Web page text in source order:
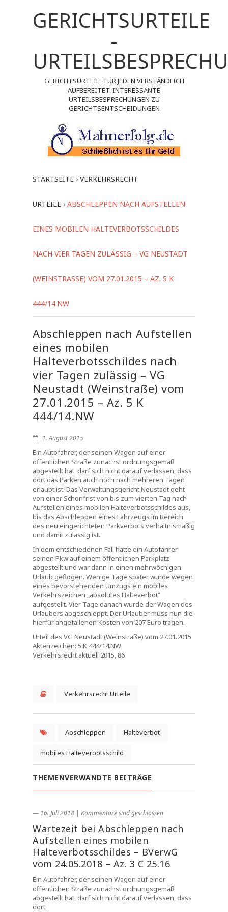
GERICHTSURTEILE
-
GERICHTSURTEILE FÜR JEDEN VERSTÄNDLICH
AUFBEREITET. INTERESSANTE
URTEILSBESPRECHUNGEN ZU
GERICHTSENTSCHEIDUNGEN
STARTSEITE › VERKEHRSRECHT
URTEILE › ABSCHLEPPEN NACH AUFSTELLEN
EINES MOBILEN HALTEVERBOTSSCHILDES
NACH VIER TAGEN ZULÄSSIG – VG NEUSTADT
(WEINSTRASSE) VOM 27.01.2015 – AZ. 5 K 4
44/14.NW
Abschleppen nach Aufstellen
eines mobilen
Halteverbotsschildes nach
vier Tagen zulässig – VG
Neustadt (Weinstraße) vom
27.01.2015 – Az. 5 K
444/14.NW
1. August 2015
Ein Autofahrer, der seinen Wagen auf einer
öffentlichen Straße zunächst ordnungsgemäß
abgestellt hat, darf sich nicht darauf verlassen, dass
dort das Parken auch noch nach mehreren Tagen
erlaubt ist. Das Verwaltungsgericht Neustadt geht
von einer Schonfrist von bis zum vierten Tag nach
Aufstellen eines mobilen Halteverbotsschildes aus,
bis das Abschleppen eines Fahrzeugs im Bereich
des neu eingerichteten Parkverbots verhältnismäßig
und damit zulässig ist.
In dem entschiedenen Fall hatte ein Autofahrer
seinen Pkw auf einem öffentlichen Parkplatz
abgestellt und war dann in einen mehrwöchigen
Urlaub geflogen. Wenige Tage später wurde wegen
eines bevorstehenden Umzugs ein mobiles
Verkehrszeichen „absolutes Halteverbot“
aufgestellt. Vier Tage danach wurde der Wagen des
Urlaubers abgeschleppt. Der Urlauber muss nun die
hierfür angefallenen Kosten von 207 Euro tragen.
Urteil des VG Neustadt (Weinstraße) vom 27.01.2015
Aktenzeichen: 5 K 444/14.NW
Verkehrsrecht aktuell 2015, 86
Verkehrsrecht Urteile
Abschleppen Halteverbot
mobiles Halteverbotsschild
THEMENVERWANDTE BEITRÄGE
― 16. Juli 2018 | Kommentare sind geschlossen
Wartezeit bei Abschleppen nach
Aufstellen eines mobilen
Halteverbotsschildes – BVerwG
vom 24.05.2018 – Az. 3 C 25.16
Ein Autofahrer, der seinen Wagen auf einer
öffentlichen Straße zunächst ordnungsgemäß
abgestellt hat, darf sich nicht darauf verlassen, dass
dort